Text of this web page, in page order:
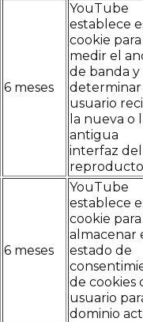
6 meses
YouTube
establece
cookie para
medir el
de banda y
determinar
usuario
la nueva o
antigua
interfaz del
6 meses
YouTube
establece
cookie para
almacenar
estado de
de cookies
usuario
dominio